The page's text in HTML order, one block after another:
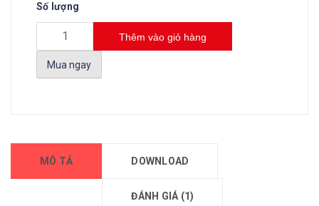
Số lượng
Thêm vào giỏ hàng
Mua ngay
MÔ TẢ DOWNLOAD
ĐÁNH GIÁ (1)